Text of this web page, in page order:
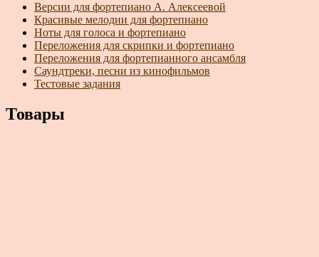
Версии для фортепиано А. Алексеевой
Красивые мелодии для фортепиано
Ноты для голоса и фортепиано
Переложения для скрипки и фортепиано
Переложения для фортепианного ансамбля
Саундтреки, песни из кинофильмов
Тестовые задания
Товары